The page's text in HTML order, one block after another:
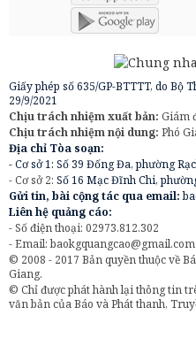
Giấy phép số 635/GP-BTTTT, do Bộ
29/9/2021
Chịu trách nhiệm xuất bản: Giám
Chịu trách nhiệm nội dung: Phó
Địa chỉ Tòa soạn:
- Cơ sở 1: Số 39 Đống Đa, phường
- Cơ sở 2: Số 16 Mạc Đĩnh Chi,
Gửi tin, bài cộng tác qua email:
Liên hệ quảng cáo:
- Số điện thoại: 02973.812.302
- Email:baokgquangcao@gmail.com
© 2008 - 2017 Bản quyền thuộc về
Giang.
© Chỉ được phát hành lại thông tin
văn bản của Báo và Phát thanh,